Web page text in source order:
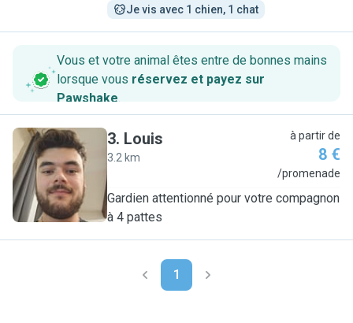
Je vis avec 1 chien, 1 chat
Vous et votre animal êtes entre de bonnes mains
lorsque vous réservez et payez sur
Pawshake.
L
3. Louis
3.2 km
à partir de
8 €
/promenade
Gardien attentionné pour votre compagnon
à 4 pattes
1